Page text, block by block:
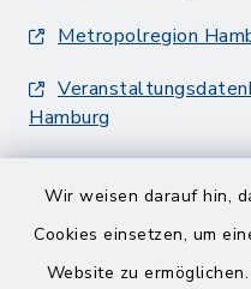
Wir weisen darauf hin,
Cookies einsetzen, um
Website zu
Metropolregion
Hamburg